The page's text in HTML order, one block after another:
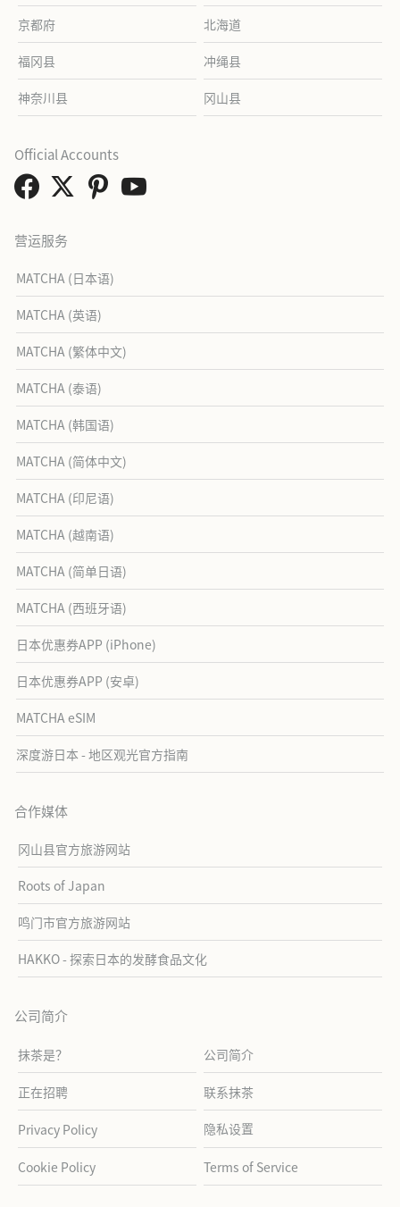
京都府 北海道
福冈县 冲绳县
神奈川县 冈山县
营运服务
MATCHA (日本语)
MATCHA (英语)
MATCHA (繁体中文)
MATCHA (泰语)
MATCHA (韩国语)
MATCHA (简体中文)
MATCHA (印尼语)
MATCHA (越南语)
MATCHA (简单日语)
MATCHA (西班牙语)
日本优惠券APP (iPhone)
日本优惠券APP (安卓)
MATCHA eSIM
深度游日本 - 地区观光官方指南
合作媒体
冈山县官方旅游网站
Roots of Japan
鸣门市官方旅游网站
HAKKO - 探索日本的发酵食品文化
公司简介
抹茶是？ 公司简介
正在招聘 联系抹茶
Privacy Policy 隐私设置
Cookie Policy Terms of Service
Official Accounts